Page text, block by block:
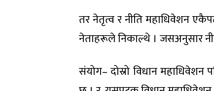
तर नेतृत्व र नीति महाधिवेशन
नेताहरूले निकाल्थे । जसअनुसार
संयोग– दोस्रो विधान महाधिवेशन